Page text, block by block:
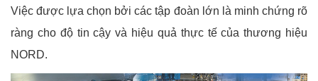
Việc được lựa chọn bởi các tập đoàn lớn là minh chứng rõ
ràng cho độ tin cậy và hiệu quả thực tế của thương hiệu
NORD.